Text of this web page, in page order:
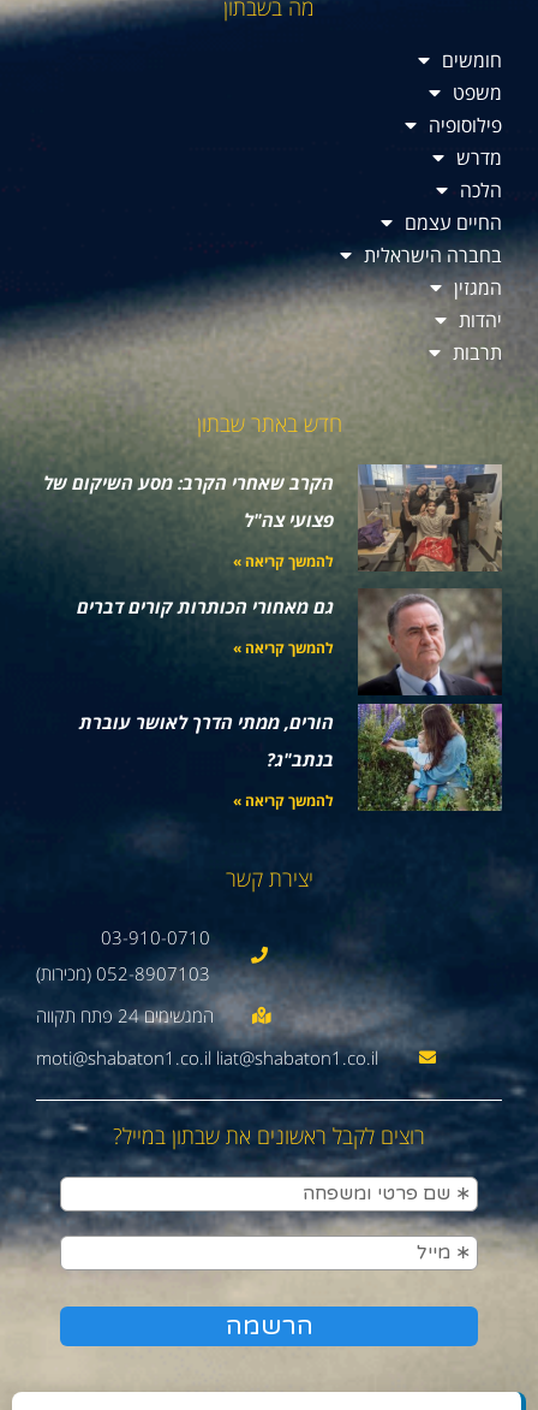
מה בשבתון
חומשים
משפט
פילוסופיה
מדרש
הלכה
החיים עצמם
בחברה הישראלית
המגזין
יהדות
תרבות
חדש באתר שבתון
הקרב שאחרי הקרב: מסע השיקום של
פצועי צה"ל
להמשך קריאה »
גם מאחורי הכותרות קורים דברים
להמשך קריאה »
הורים, ממתי הדרך לאושר עוברת
בנתב"ג?
להמשך קריאה »
יצירת קשר
03-910-0710
052-8907103 (מכירות)
moti@shabaton1.co.il liat@shabaton1.co.il
רוצים לקבל ראשונים את שבתון במייל?